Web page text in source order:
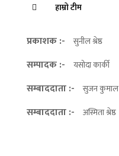
हाम्रो टीम
प्रकाशक :- सुनील श्रेष्ठ
सम्पादक :- यसोदा कार्की
सम्बाददाता :- सुजन कुमाल
सम्बाददाता :- अस्मिता श्रेष्ठ